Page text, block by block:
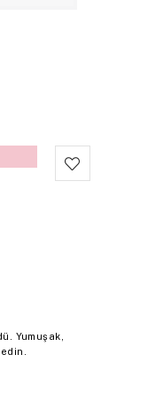
Yumuşak,